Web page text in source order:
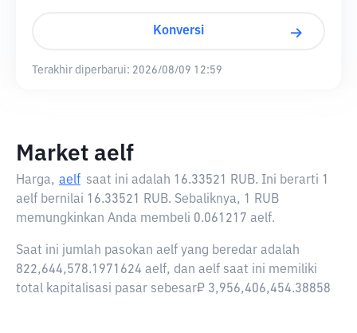
Konversi
Terakhir diperbarui: 2026/08/09 12:59
Market aelf
Harga, aelf saat ini adalah 16.33521 RUB. Ini berarti 1
aelf bernilai 16.33521 RUB. Sebaliknya, 1 RUB
memungkinkan Anda membeli 0.061217 aelf.
Saat ini jumlah pasokan aelf yang beredar adalah
822,644,578.1971624 aelf, dan aelf saat ini memiliki
total kapitalisasi pasar sebesar₽ 3,956,406,454.38858